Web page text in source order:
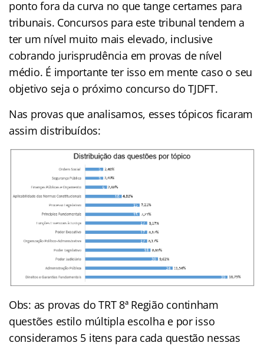
ponto fora da curva no que tange certames para
tribunais. Concursos para este tribunal tendem a
ter um nível muito mais elevado, inclusive
cobrando jurisprudência em provas de nível
médio. É importante ter isso em mente caso o seu
objetivo seja o próximo concurso do TJDFT.
Nas provas que analisamos, esses tópicos ficaram
assim distribuídos:
Obs: as provas do TRT 8ª Região continham
questões estilo múltipla escolha e por isso
consideramos 5 itens para cada questão nessas